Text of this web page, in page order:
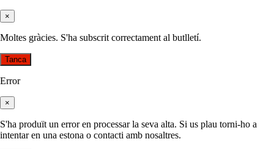
×
Moltes gràcies. S'ha subscrit correctament al butlletí.
Tanca
Error
×
S'ha produït un error en processar la seva alta. Si us plau torni-ho a
intentar en una estona o contacti amb nosaltres.